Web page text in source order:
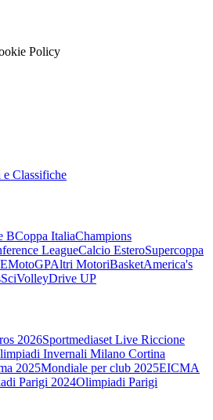
Policy
e Classifiche
BCoppa ItaliaChampions
LeagueCalcio EsteroSupercoppa
MotoGPAltri MotoriBasketAmerica's
SciVolleyDrive UP
2026Sportmediaset Live Riccione
Invernali Milano Cortina
2025Mondiale per club 2025EICMA
Parigi 2024Olimpiadi Parigi